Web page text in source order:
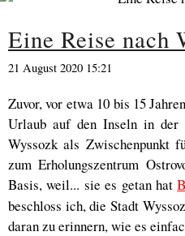
Eine Reise nach
21 August 2020 15:21
Zuvor, vor etwa 10 bis 15
Urlaub auf den Inseln in der
Wyssozk als Zwischenpunkt
zum Erholungszentrum
Basis, weil... sie es getan hat
beschloss ich, die Stadt
daran zu erinnern, wie es